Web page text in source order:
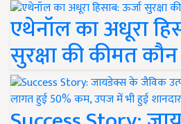
एथेनॉल का अधूरा
सुरक्षा की कीमत